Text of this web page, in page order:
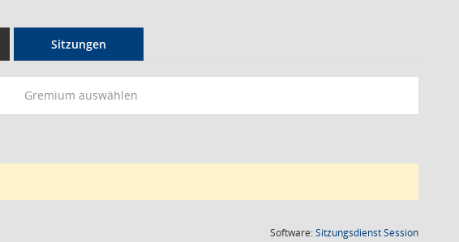
Sitzungen
Gremium auswählen
Software:SitzungsdienstSession(Wird in